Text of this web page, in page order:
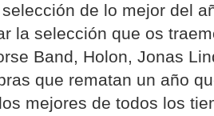
de lo mejor del
la selección que os
Band, Holon, Jonas
que rematan un año
mejores de todos los